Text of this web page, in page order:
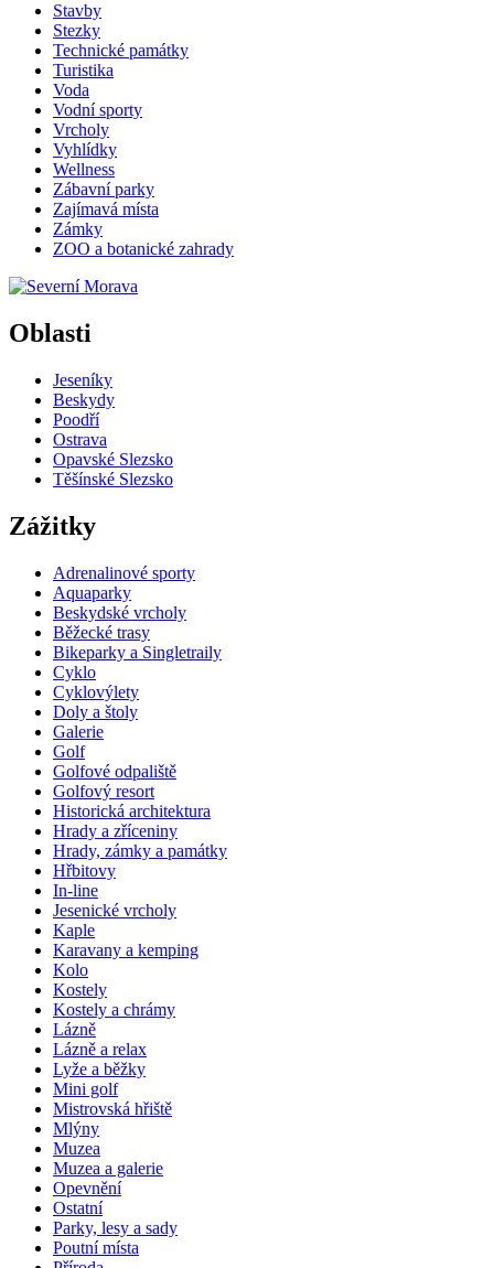
Stavby
Stezky
Technické památky
Turistika
Voda
Vodní sporty
Vrcholy
Vyhlídky
Wellness
Zábavní parky
Zajímavá místa
Zámky
ZOO a botanické zahrady
Oblasti
Jeseníky
Beskydy
Poodří
Ostrava
Opavské Slezsko
Těšínské Slezsko
Zážitky
Adrenalinové sporty
Aquaparky
Beskydské vrcholy
Běžecké trasy
Bikeparky a Singletraily
Cyklo
Cyklovýlety
Doly a štoly
Galerie
Golf
Golfové odpaliště
Golfový resort
Historická architektura
Hrady a zříceniny
Hrady, zámky a památky
Hřbitovy
In-line
Jesenické vrcholy
Kaple
Karavany a kemping
Kolo
Kostely
Kostely a chrámy
Lázně
Lázně a relax
Lyže a běžky
Mini golf
Mistrovská hřiště
Mlýny
Muzea
Muzea a galerie
Opevnění
Ostatní
Parky, lesy a sady
Poutní místa